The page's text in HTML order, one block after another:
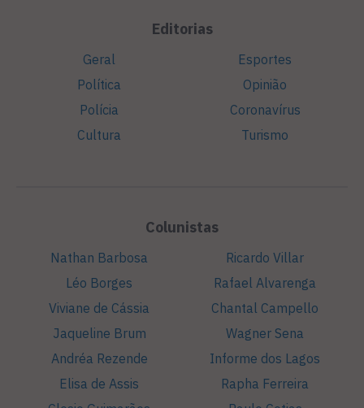
Editorias
Geral
Política
Polícia
Cultura
Esportes
Opinião
Coronavírus
Turismo
Colunistas
Nathan Barbosa
Léo Borges
Viviane de Cássia
Jaqueline Brum
Andréa Rezende
Elisa de Assis
Ricardo Villar
Rafael Alvarenga
Chantal Campello
Wagner Sena
Informe dos Lagos
Rapha Ferreira